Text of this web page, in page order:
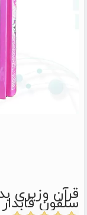
قرآن وزیری
سلفون